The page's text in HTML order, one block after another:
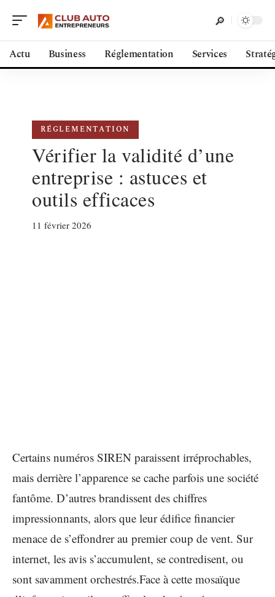
Actu Business Réglementation Services
RÉGLEMENTATION
Vérifier la validité d’une
entreprise : astuces et
outils efficaces
11 février 2026
Certains numéros SIREN paraissent irréprochables,
mais derrière l’apparence se cache parfois une société
fantôme. D’autres brandissent des chiffres
impressionnants, alors que leur édifice financier
menace de s’effondrer au premier coup de vent. Sur
internet, les avis s’accumulent, se contredisent, ou
sont savamment orchestrés.Face à cette mosaïque